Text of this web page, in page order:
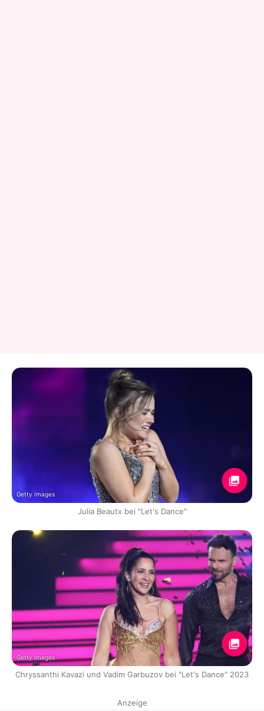
Getty Images
Julia Beautx bei "Let's Dance"
Getty Images
Chryssanthi Kavazi und Vadim Garbuzov bei "Let's Dance" 2023
Anzeige